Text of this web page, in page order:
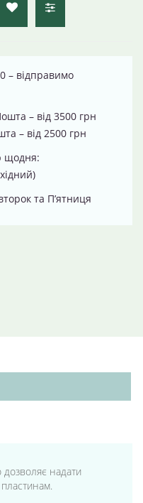
– відправимо
– від 3500 грн
– від 2500 грн
щодня:
та П’ятниця
надати